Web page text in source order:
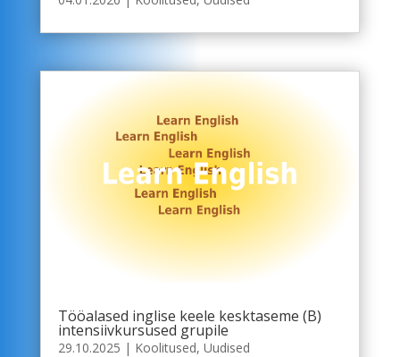
Tööalased inglise keele kesktaseme (B)
intensiivkursused grupile
29.10.2025 | Koolitused, Uudised